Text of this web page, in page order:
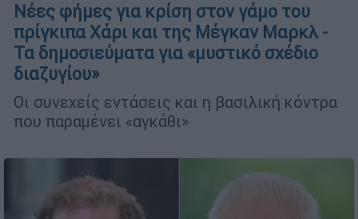
Νέες φήμες για κρίση στον γάμο του
πρίγκιπα Χάρι και της Μέγκαν Μαρκλ -
Τα δημοσιεύματα για «μυστικό σχέδιο
διαζυγίου»
Οι συνεχείς εντάσεις και η βασιλική κόντρα
που παραμένει «αγκάθι»